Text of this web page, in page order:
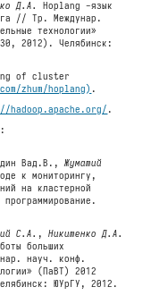
Д.А.
Hoplang -язык
// Тр. Междунар.
технологии»
2012). Челябинск:
of cluster
zhum/hoplang) .
hadoop.apache.org/ .
Вад.В., Жуматий
к мониторингу,
на кластерной
С.А. ,Никитенко Д.А.
больших
науч. конф.
(ПаВТ) 2012
ЮУрГУ, 2012.